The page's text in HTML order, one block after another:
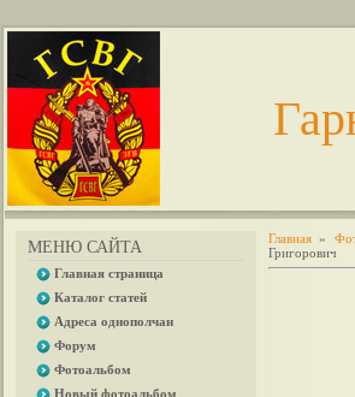
МЕНЮ САЙТА
Главная страница
Каталог статей
Адреса однополчан
Форум
Фотоальбом
Новый фотоальбом
Главная »
Григорович